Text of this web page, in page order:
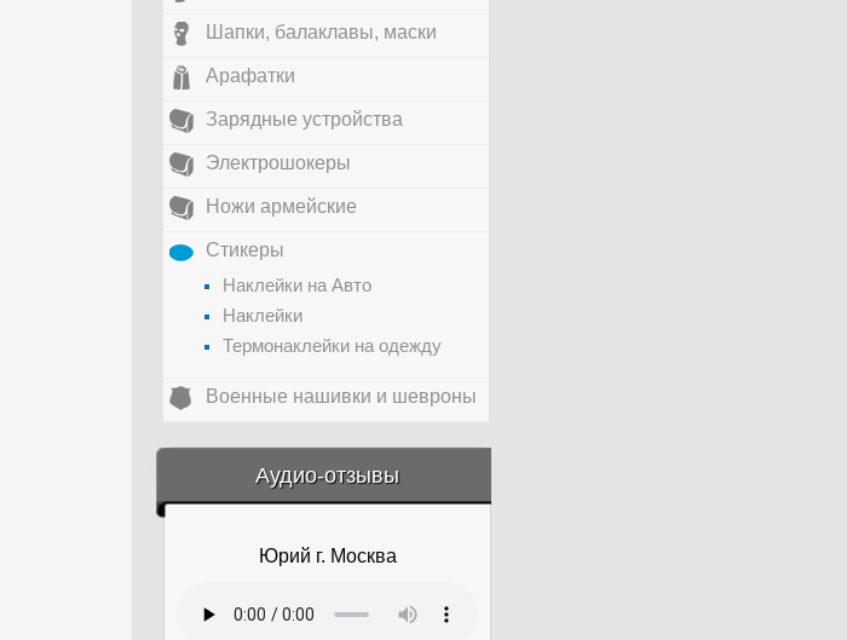
Шапки, балаклавы, маски
Арафатки
Зарядные устройства
Электрошокеры
Ножи армейские
Стикеры
Наклейки на Авто
Наклейки
Термонаклейки на одежду
Военные нашивки и шевроны
Аудио-отзывы
&amp;nbsp;
Юрий г. Москва